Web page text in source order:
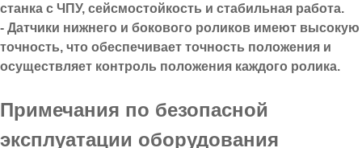
станка с ЧПУ, сейсмостойкость и стабильная работа.
- Датчики нижнего и бокового роликов имеют высокую
точность, что обеспечивает точность положения и
осуществляет контроль положения каждого ролика.
Примечания по безопасной
эксплуатации оборудования